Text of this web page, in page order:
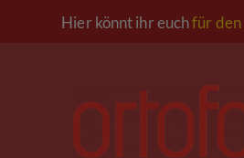
Hier könnt ihr euchfür den